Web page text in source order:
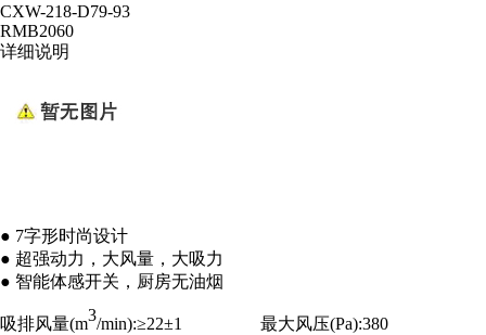
CXW-218-D79-93
RMB2060
详细说明
● 7字形时尚设计
● 超强动力，大风量，大吸力
● 智能体感开关，厨房无油烟
吸排风量(m3/min):≥22±1 最大风压(Pa):380